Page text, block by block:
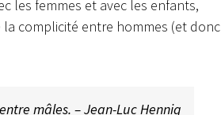
les femmes et avec les enfants,
complicité entre hommes (et donc
mâles. – Jean-Luc Hennig